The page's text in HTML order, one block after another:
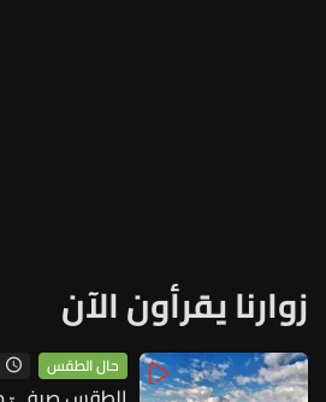
زوارنا يقرأون الآن
حال الطقس